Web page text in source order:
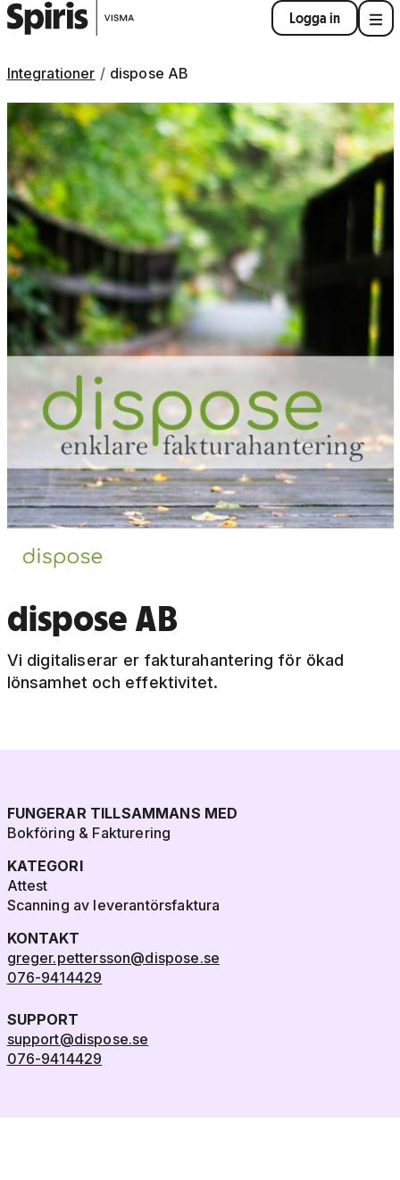
Logga in
Integrationer dispose AB
dispose AB
Vi digitaliserar er fakturahantering för ökad
lönsamhet och effektivitet.
FUNGERAR TILLSAMMANS MED
Bokföring & Fakturering
KATEGORI
Attest
Scanning av leverantörsfaktura
KONTAKT
greger.pettersson@dispose.se
076-9414429
SUPPORT
support@dispose.se
076-9414429